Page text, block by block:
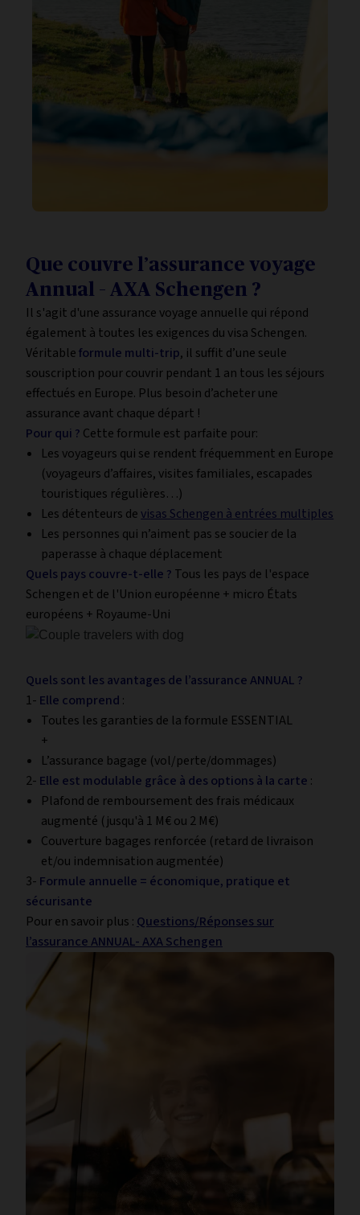
Que couvre l’assurance voyage
Annual – AXA Schengen ?
Il s'agit d'une assurance voyage annuelle qui répond
également à toutes les exigences du visa Schengen.
Véritableformule multi-trip, il suffit d’une seule
souscription pour couvrir pendant 1 an tous les séjours
effectués en Europe. Plus besoin d’acheter une
assurance avant chaque départ !
Pour qui ? Cette formule est parfaite pour:
Les voyageurs qui se rendent fréquemment en Europe
(voyageurs d’affaires, visites familiales, escapades
touristiques régulières…)
Les détenteurs devisas Schengen à entrées multiples
Les personnes qui n’aiment pas se soucier de la
paperasse à chaque déplacement
Quels pays couvre-t-elle ? Tous les pays de l'espace
Schengen et de l'Union européenne + micro États
européens + Royaume-Uni
Quels sont les avantages de l’assurance ANNUAL ?
1- Elle comprend :
Toutes les garanties de la formule ESSENTIAL
+
L’assurance bagage (vol/perte/dommages)
2- Elle est modulable grâce à des options à la carte :
Plafond de remboursement des frais médicaux
augmenté (jusqu'à 1 M€ ou 2 M€)
Couverture bagages renforcée (retard de livraison
et/ou indemnisation augmentée)
3- Formule annuelle = économique, pratique et
sécurisante
Pour en savoir plus : Questions/Réponses sur
l’assurance ANNUAL- AXA Schengen